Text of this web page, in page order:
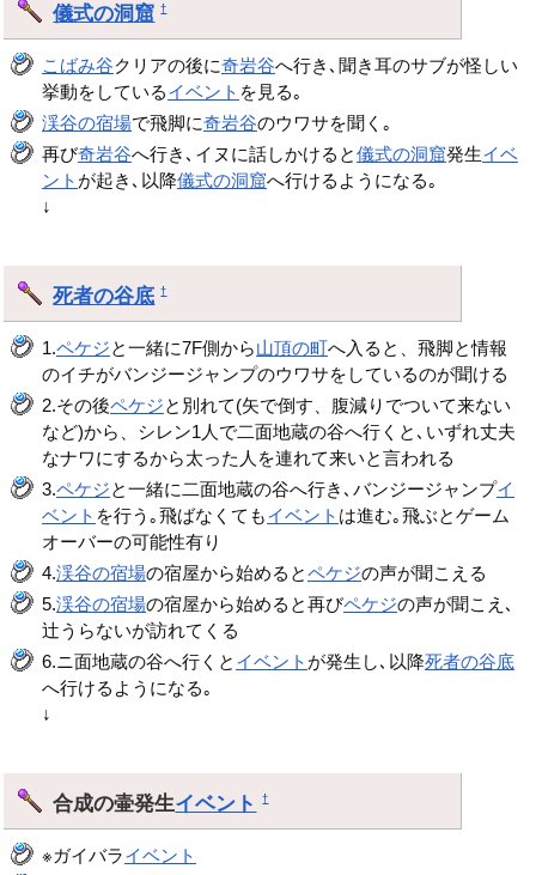
儀式の洞窟 †
こばみ谷クリアの後に奇岩谷へ行き､聞き耳のサブが怪しい
挙動をしているイベント を見る｡
渓谷の宿場で飛脚に奇岩谷のウワサを聞く｡
再び奇岩谷へ行き､イヌに話しかけると儀式の洞窟発生イベ
ント が起き､以降儀式の洞窟へ行けるようになる｡
↓
死者の谷底 †
1.ペケジと一緒に7F側から山頂の町へ入ると、飛脚と情報
のイチがバンジージャンプのウワサをしているのが聞ける
2.その後ペケジと別れて(矢で倒す、腹減りでついて来ない
など)から、シレン1人で二面地蔵の谷へ行くと､いずれ丈夫
なナワにするから太った人を連れて来いと言われる
3.ペケジと一緒に二面地蔵の谷へ行き､バンジージャンプイ
ベント を行う｡飛ばなくてもイベント は進む｡飛ぶとゲーム
オーバーの可能性有り
4.渓谷の宿場の宿屋から始めるとペケジの声が聞こえる
5.渓谷の宿場の宿屋から始めると再びペケジの声が聞こえ､
辻うらないが訪れてくる
6.ニ面地蔵の谷へ行くと イベント が発生し､以降死者の谷底
へ行けるようになる｡
↓
合成の壷発生イベント †
※ガイバライベント